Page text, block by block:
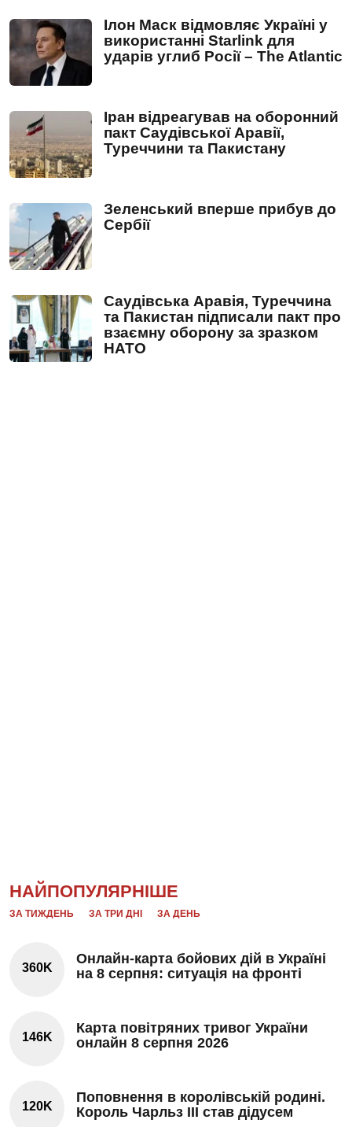
Ілон Маск відмовляє Україні у
використанні Starlink для
ударів углиб Росії – The Atlantic
Іран відреагував на оборонний
пакт Саудівської Аравії,
Туреччини та Пакистану
Зеленський вперше прибув до
Сербії
Саудівська Аравія, Туреччина
та Пакистан підписали пакт про
взаємну оборону за зразком
НАТО
НАЙПОПУЛЯРНІШЕ
ЗА ТИЖДЕНЬ ЗА ТРИ ДНІ ЗА ДЕНЬ
360K
Онлайн-карта бойових дій в Україні
на 8 серпня: ситуація на фронті
146K
Карта повітряних тривог України
онлайн 8 серпня 2026
120K
Поповнення в королівській родині.
Король Чарльз III став дідусем